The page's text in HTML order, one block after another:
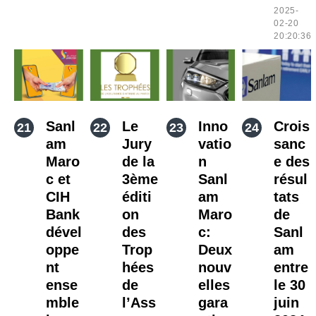
2025-
02-20
20:20:36
Sanl
am
Maro
c et
CIH
Bank
dével
oppe
nt
ense
mble
Le
Jury
de la
3ème
éditi
on
des
Trop
hées
de
l’Ass
Inno
vatio
n
Sanl
am
Maro
c:
Deux
nouv
elles
gara
Crois
sanc
e des
résul
tats
de
Sanl
am
entre
le 30
juin